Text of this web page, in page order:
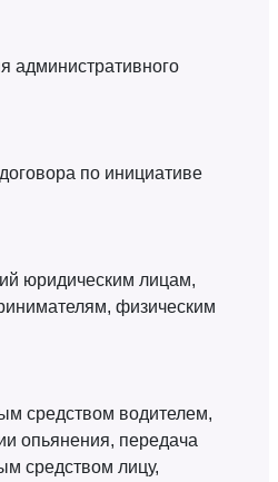
административного
по инициативе
юридическим лицам,
физическим
средством водителем,
опьянения, передача
средством лицу,